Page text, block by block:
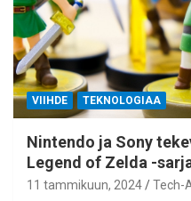
VIIHDE TEKNOLOGIAA
Nintendo ja Sony
Legend of Zelda -
11 tammikuun, 2024 Tech-